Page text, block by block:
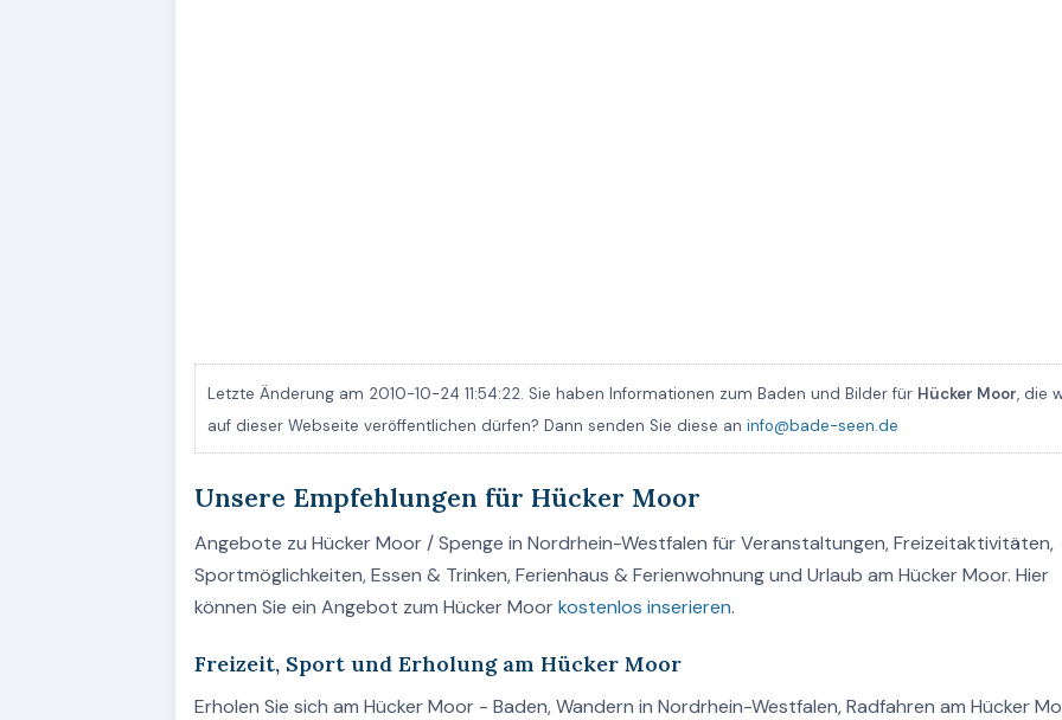
Letzte Änderung am 2010-10-24 11:54:22. Sie haben Informationen zum Baden und Bilder für Hücker Moor, die
auf dieser Webseite veröffentlichen dürfen? Dann senden Sie diese an info@bade-seen.de
Unsere Empfehlungen für Hücker Moor
Angebote zu Hücker Moor / Spenge in Nordrhein-Westfalen für Veranstaltungen, Freizeitaktivitäten,
Sportmöglichkeiten, Essen & Trinken, Ferienhaus & Ferienwohnung und Urlaub am Hücker Moor. Hier
können Sie ein Angebot zum Hücker Moorkostenlos inserieren.
Freizeit, Sport und Erholung am Hücker Moor
Erholen Sie sich am Hücker Moor - Baden, Wandern in Nordrhein-Westfalen, Radfahren am Hücker